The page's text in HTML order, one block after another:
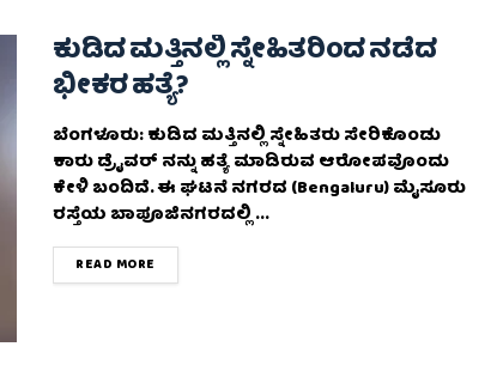
ಕುಡಿದ ಮತ್ತಿನಲ್ಲಿ ಸ್ನೇಹಿತರಿಂದ ನಡೆದ
ಭೀಕರ ಹತ್ಯೆ?
ಬೆಂಗಳೂರು: ಕುಡಿದ ಮತ್ತಿನಲ್ಲಿ ಸ್ನೇಹಿತರು ಸೇರಿಕೊಂಡು
ಕಾರು ಡ್ರೈವರ್ ನನ್ನು ಹತ್ಯೆ ಮಾಡಿರುವ ಆರೋಪವೊಂದು
ಕೇಳಿ ಬಂದಿದೆ. ಈ ಘಟನೆ ನಗರದ (Bengaluru) ಮೈಸೂರು
ರಸ್ತೆಯ ಬಾಪೂಜಿನಗರದಲ್ಲಿ ...
READ MORE